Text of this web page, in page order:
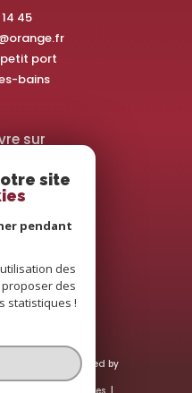
45
petit port
bains
sur
| Traduction powered by
|
site
pendant
des
des
statistiques !